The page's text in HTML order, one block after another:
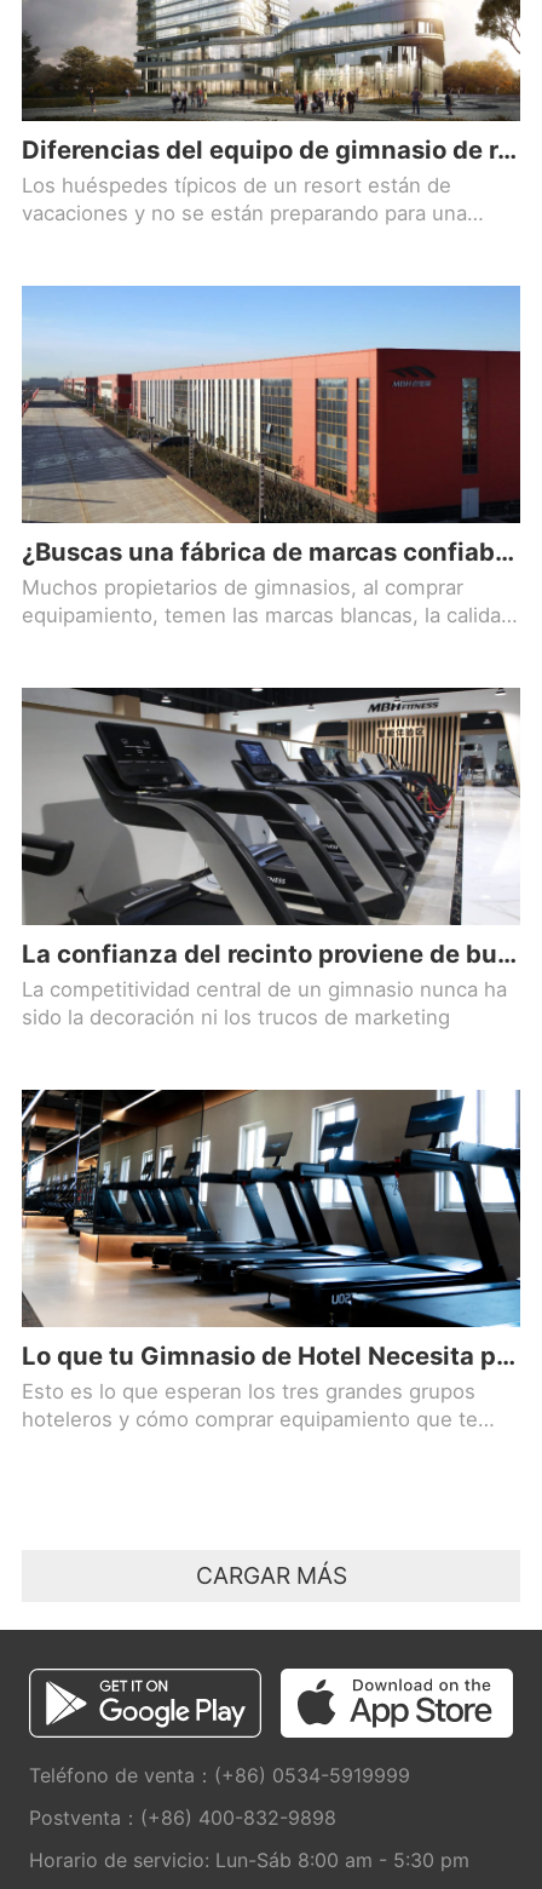
Diferencias del equipo de gimnasio de resort que usan los huéspedes durante sus vacaciones (y que no entrenan para nada)
Los huéspedes típicos de un resort están de
vacaciones y no se están preparando para una
Eso cambia por completo la forma de especificar un
¿Buscas una fábrica de marcas confiables de equipos de fitness?
Muchos propietarios de gimnasios, al comprar
equipamiento, temen las marcas blancas, la calidad
experiencia para los socios y unos costes
operativos cada vez más elevados. Elegir una
fábrica física de origen es la verdadera base para el
funcionamiento duradero del gimnasio.
La confianza del recinto proviene de buenos equipos, ¡la elección profesional es MBH!
La competitividad central de un gimnasio nunca ha
sido la decoración ni los trucos de marketing
Lo que tu Gimnasio de Hotel Necesita para Cumplir con los Requisitos de la Marca
Esto es lo que esperan los tres grandes grupos
hoteleros y cómo comprar equipamiento que te
CARGAR MÁS
Teléfono de venta：(+86) 0534-5919999
Postventa：(+86) 400-832-9898
Horario de servicio: Lun-Sáb 8:00 am - 5:30 pm